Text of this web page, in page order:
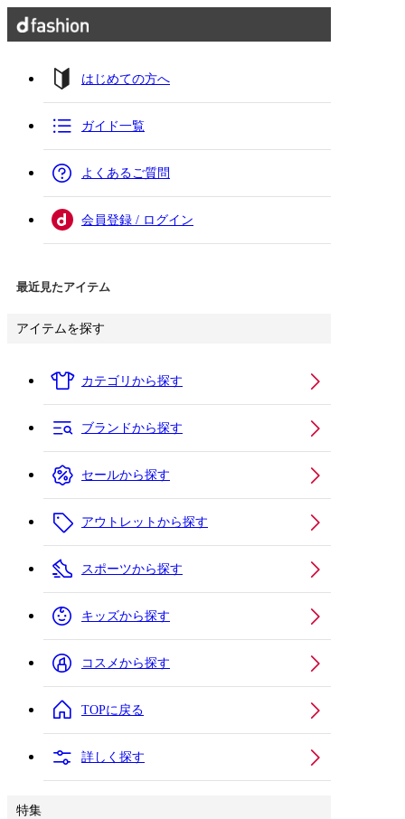
はじめての方へ
ガイド一覧
よくあるご質問
会員登録 / ログイン
最近見たアイテム
アイテムを探す
カテゴリから探す
ブランドから探す
セールから探す
アウトレットから探す
スポーツから探す
キッズから探す
コスメから探す
TOPに戻る
詳しく探す
特集